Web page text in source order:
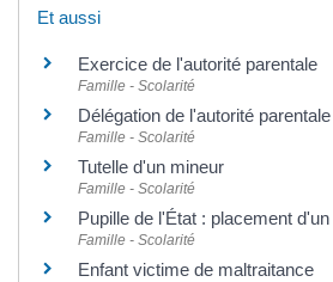
Et aussi
Exercice de l'autorité parentale
Famille - Scolarité
Délégation de l'autorité parentale
Famille - Scolarité
Tutelle d'un mineur
Famille - Scolarité
Pupille de l'État : placement
Famille - Scolarité
Enfant victime de maltraitance